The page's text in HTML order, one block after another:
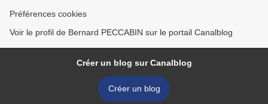
Préférences cookies
Voir le profil de Bernard PECCABIN sur le portail Canalblog
Créer un blog sur Canalblog
Créer un blog